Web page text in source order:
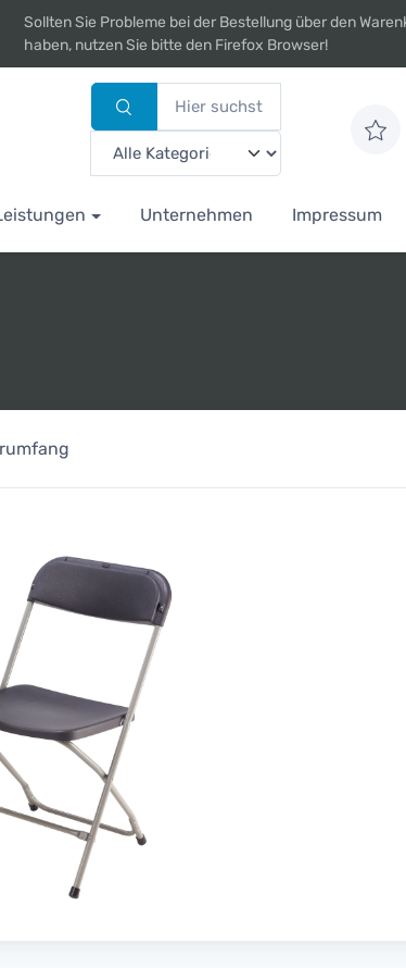
Sollten Sie Probleme bei der Bestellung über den
haben, nutzen Sie bitte den Firefox Browser!
Unternehmen Impressum